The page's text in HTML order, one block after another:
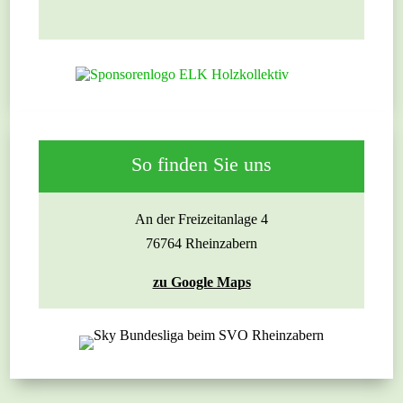
So finden Sie uns
An der Freizeitanlage 4
76764 Rheinzabern
zu Google Maps